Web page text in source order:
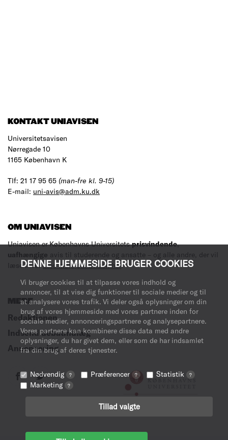
DENNE HJEMMESIDE BRUGER COOKIES
Vi bruger cookies til at tilpasse vores indhold og
annoncer, til at vise dig funktioner til sociale medier og til
at analysere vores trafik. Vi deler også oplysninger om din
brug af vores hjemmeside med vores partnere inden for
sociale medier, annonceringspartnere og analysepartnere.
Vores partnere kan kombinere disse data med andre
oplysninger, du har givet dem, eller som de har indsamlet
fra din brug af deres tjenester.
Nødvendig ? Præferencer ? Statistik ?
Marketing ?
Tillad valgte
KONTAKT UNIAVISEN
Universitetsavisen
Nørregade 10
1165 København K
Tlf: 21 17 95 65 (man-fre kl. 9-15)
E-mail: uni-avis@adm.ku.dk
OM UNIAVISEN
Uniavisen er Københavns Universitetsprisvindende,
uafhængige avis til studerende og ansatte – og alle andre, der vil
læse med.Læs mere om avisen her.
MERE
Redaktionen
Indsend debatindlæg
Annoncering